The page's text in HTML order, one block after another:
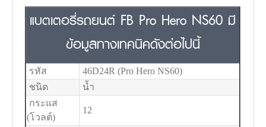
แบตเตอรี่รถยนต์ FB Pro Hero NS60 มี
ข้อมูลทางเทคนิคดังต่อไปนี้
รหัส
46D24R (Pro Hero NS60)
ชนิด
น้ำ
กระแส
(โวลต์)
12